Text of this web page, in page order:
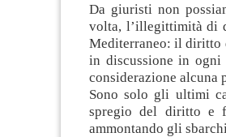
Da giuristi non
volta, l’illegittimità di
Mediterraneo: il diritto
in discussione in ogni
considerazione alcuna
Sono solo gli ultimi
spregio del diritto e
ammontando gli